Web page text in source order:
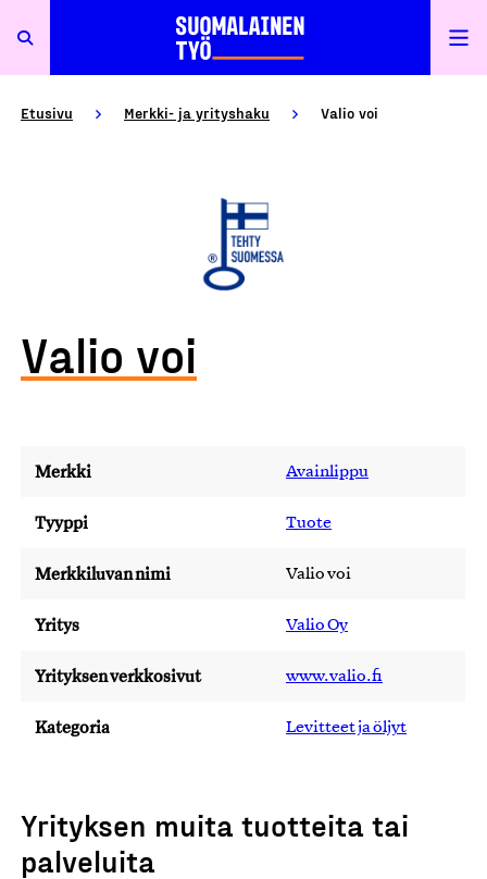
Etusivu Merkki- ja yrityshaku Valio voi
Valio voi
Merkki Avainlippu
Tyyppi Tuote
Merkkiluvan nimi Valio voi
Yritys Valio Oy
Yrityksen verkkosivut www.valio.fi
Kategoria Levitteet ja öljyt
Yrityksen muita tuotteita tai
palveluita